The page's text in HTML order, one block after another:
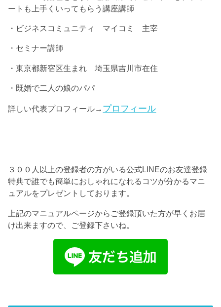
ートも上手くいってもらう講座講師
・ビジネスコミュニティ マイコミ 主宰
・セミナー講師
・東京都新宿区生まれ 埼玉県吉川市在住
・既婚で二人の娘のパパ
詳しい代表プロフィール→ プロフィール
３００人以上の登録者の方がいる公式LINEのお友達登録
特典で誰でも簡単におしゃれになれるコツが分かるマニ
ュアルをプレゼントしております。
上記のマニュアルページからご登録頂いた方が早くお届
け出来ますので、ご登録下さいね。